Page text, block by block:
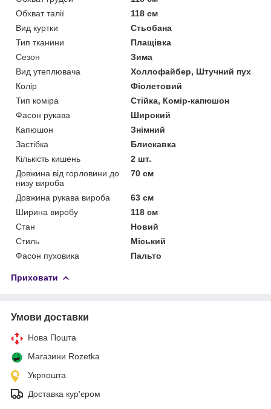
Обхват талії
118 см
Вид куртки
Стьобана
Тип тканини
Плащівка
Сезон
Зима
Вид утеплювача
Холлофайбер, Штучний пух
Колір
Фіолетовий
Тип коміра
Стійка, Комір-капюшон
Фасон рукава
Широкий
Капюшон
Знімний
Застібка
Блискавка
Кількість кишень
2 шт.
Довжина від горловини до
низу вироба
70 см
Довжина рукава вироба
63 см
Ширина виробу
118 см
Стан
Новий
Стиль
Міський
Фасон пуховика
Пальто
Приховати
Умови доставки
Нова Пошта
Магазини Rozetka
Укрпошта
Доставка кур'єром